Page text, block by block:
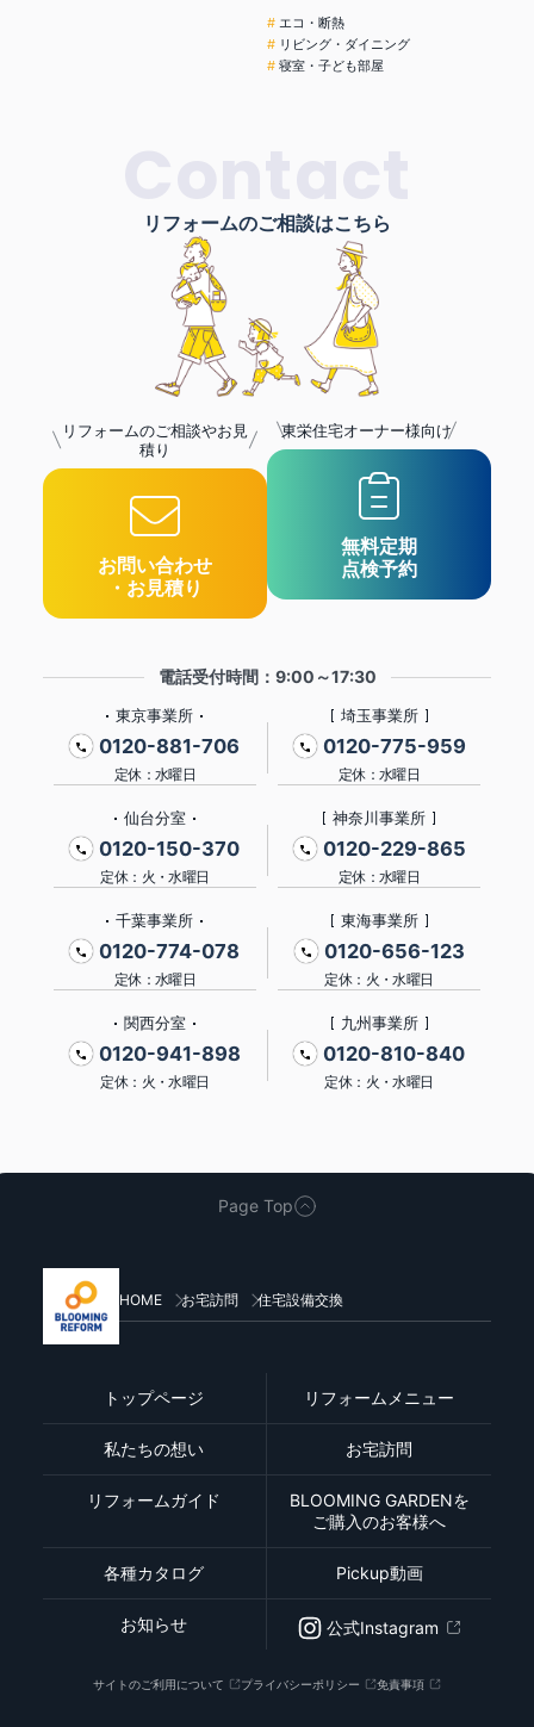
エコ・断熱
リビング・ダイニング
寝室・子ども部屋
リフォームのご相談はこちら
リフォームのご相談やお見
積り
お問い合わせ
・お見積り
東栄住宅オーナー様向け
無料定期
点検予約
東京事業所
0120-881-706
定休：水曜日
埼玉事業所
0120-775-959
定休：水曜日
仙台分室
0120-150-370
定休：火・水曜日
神奈川事業所
0120-229-865
定休：水曜日
千葉事業所
0120-774-078
定休：水曜日
東海事業所
0120-656-123
定休：火・水曜日
関西分室
0120-941-898
定休：火・水曜日
九州事業所
0120-810-840
定休：火・水曜日
電話受付時間：9:00～17:30
HOME お宅訪問 住宅設備交換
Page Top
トップページ リフォームメニュー
私たちの想い お宅訪問
リフォームガイド
BLOOMING GARDENを
ご購入のお客様へ
各種カタログ Pickup動画
お知らせ 公式Instagram
サイトのご利用について プライバシーポリシー 免責事項